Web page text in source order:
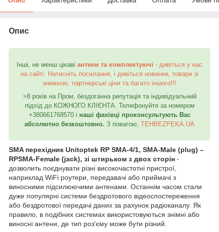
Опис
Інші, не менш цікаві антени та комплектуючі - дивіться у нас
на сайті. Натисніть посилання, і дивіться новинки, товари зі
знижкою, партнерські ціни та багато іншого!!!
>8 років на Пром, бездоганна репутація та індивідуальний
підхід до КОЖНОГО КЛІЄНТА. Телефонуйте за номером
+380661768570 і наші фахівці проконсультують Вас
абсолютно безкоштовно. З повагою, TEHBEZPEKA.UA
SMA перехідник Unitoptek RP SMA-4/1, SMA-Male (plug) –
RPSMA-Female (jack), зі штирьком з двох сторін -
дозволить поєднувати різні високочастотні пристрої,
наприклад WiFi роутери, передавачі або приймачі з
виносними підсилюючими антенами. Останнім часом стали
дуже популярні системи бездротового відеоспостереження
або бездротової передачі даних за рахунок радіоканалу. Як
правило, в подібних системах використовуються знімні або
виносні антени, де тип роз'єму може бути різний.